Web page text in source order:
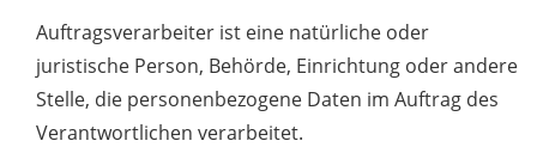
Auftragsverarbeiter ist eine natürliche oder
juristische Person, Behörde, Einrichtung oder andere
Stelle, die personenbezogene Daten im Auftrag des
Verantwortlichen verarbeitet.